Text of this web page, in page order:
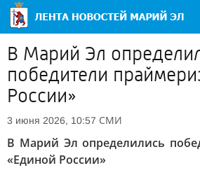
В Марий Эл
победители
России»
3 июня 2026, 10:57 СМИ
В Марий Эл определились
«Единой России»